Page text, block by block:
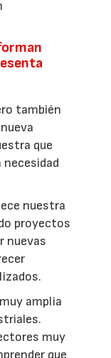
también
que
nuestra
proyectos
nuevas
amplia
muy